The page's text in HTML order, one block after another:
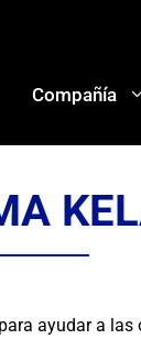
Compañía
ayudar a las